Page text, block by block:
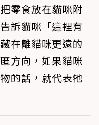
零食放在貓咪附
訴貓咪「這裡有
在離貓咪更遠的
方向，如果貓咪
的話，就代表牠